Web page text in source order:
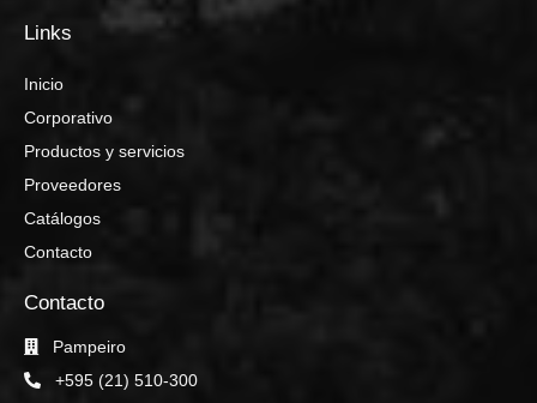
Links
Inicio
Corporativo
Productos y servicios
Proveedores
Catálogos
Contacto
Contacto
Pampeiro
+595 (21) 510-300